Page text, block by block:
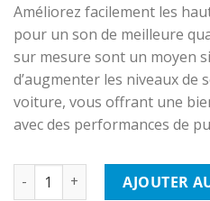
Améliorez facilement les
pour un son de meilleure
sur mesure sont un moyen
d’augmenter les niveaux de
voiture, vous offrant une
avec des performances de
quantité de PIONEER TS-
AJOUTER